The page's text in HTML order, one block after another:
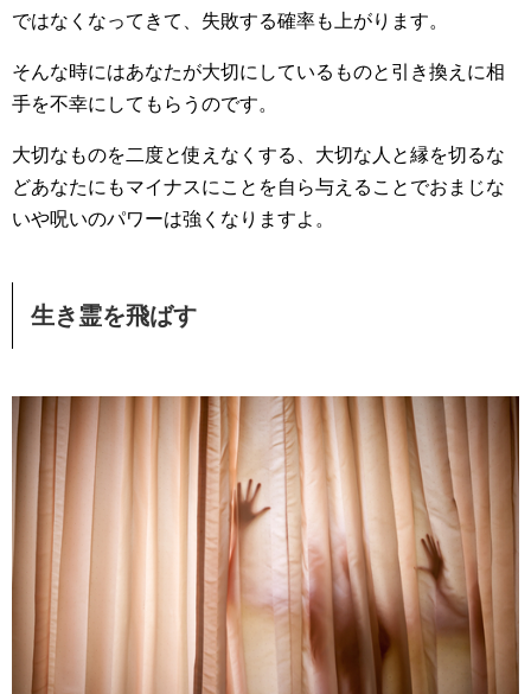
ではなくなってきて、失敗する確率も上がります。
そんな時にはあなたが大切にしているものと引き換えに相
手を不幸にしてもらうのです。
大切なものを二度と使えなくする、大切な人と縁を切るな
どあなたにもマイナスにことを自ら与えることでおまじな
いや呪いのパワーは強くなりますよ。
生き霊を飛ばす